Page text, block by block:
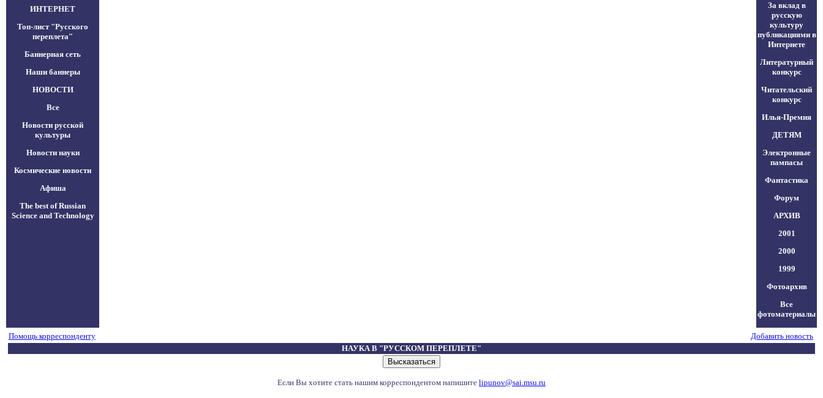
ИНТЕРНЕТ
Топ-лист "Русского
переплета"
Баннерная сеть
Наши баннеры
НОВОСТИ
Все
Новости русской
культуры
Новости науки
Космические новости
Афиша
The best of Russian
Science and Technology
За вклад в
русскую
культуру
публикациями в
Интернете
Литературный
конкурс
Читательский
конкурс
Илья-Премия
ДЕТЯМ
Электронные
пампасы
Фантастика
Форум
АРХИВ
2001
2000
1999
Фотоархив
Все
фотоматериалы
Помощь корреспонденту
Добавить новость
НАУКА В "РУССКОМ ПЕРЕПЛЕТЕ"
Если Вы хотите стать нашим корреспондентом напишите lipunov@sai.msu.ru